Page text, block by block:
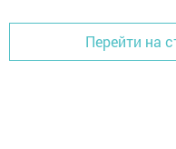
Перейти на